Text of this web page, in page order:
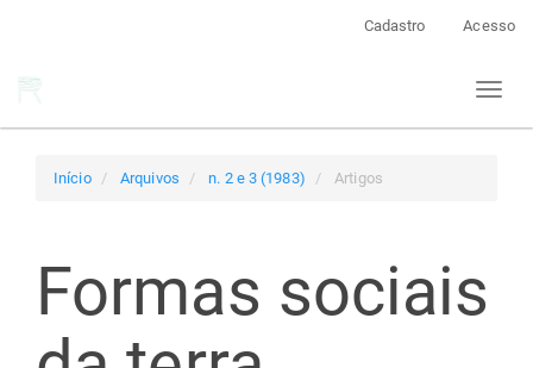
Cadastro Acesso
Toggle
Início Arquivos n. 2 e 3 (1983) Artigos
Formas sociais